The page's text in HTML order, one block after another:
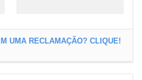
UMA RECLAMAÇÃO? CLIQUE!